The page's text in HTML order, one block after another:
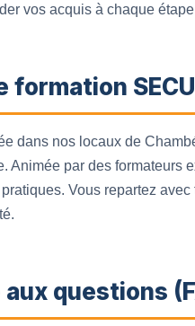
vos acquis à chaque
formation
dans nos locaux de
Animée par des formateurs
Vous repartez
aux questions